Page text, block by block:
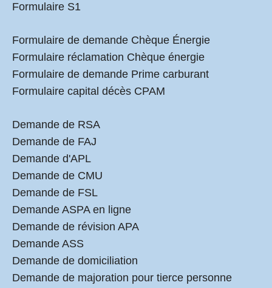
Formulaire S1
Formulaire de demande Chèque Énergie
Formulaire réclamation Chèque énergie
Formulaire de demande Prime carburant
Formulaire capital décès CPAM
Demande de RSA
Demande de FAJ
Demande d'APL
Demande de CMU
Demande de FSL
Demande ASPA en ligne
Demande de révision APA
Demande ASS
Demande de domiciliation
Demande de majoration pour tierce personne